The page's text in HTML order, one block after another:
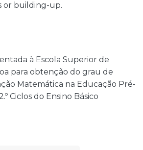
or building-up.
à Escola Superior de
para obtenção do grau de
Matemática na Educação Pré-
Ciclos do Ensino Básico